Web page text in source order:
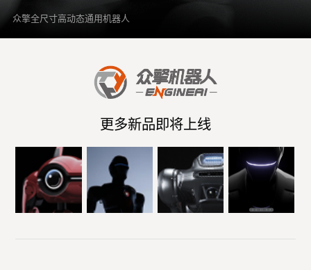
众擎全尺寸高动态通用机器人
更多新品即将上线